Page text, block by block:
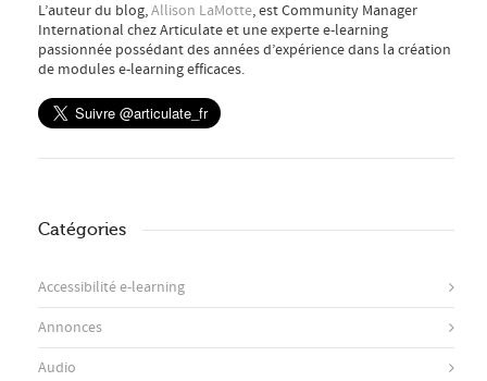
L’auteur du blog,Allison LaMotte, est Community Manager
International chez Articulate et une experte e-learning
passionnée possédant des années d’expérience dans la création
de modules e-learning efficaces.
Catégories
Accessibilité e-learning
Annonces
Audio